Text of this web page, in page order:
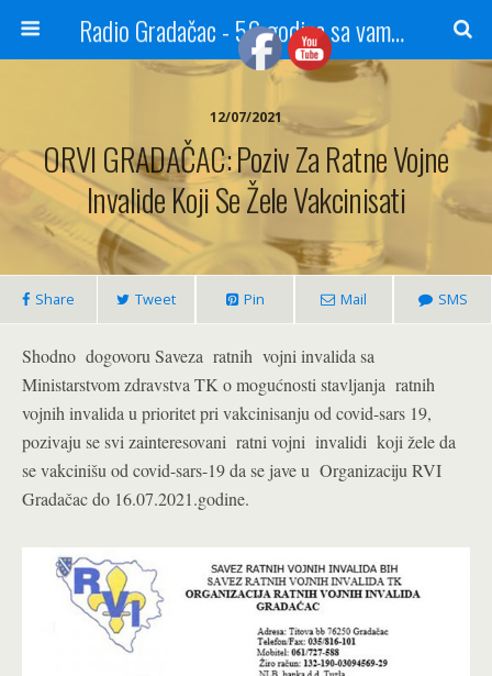
Radio Gradačac - 56 godina sa vama...
12/07/2021
ORVI GRADAČAC: Poziv Za Ratne Vojne
Invalide Koji Se Žele Vakcinisati
Share Tweet Pin Mail SMS
Shodno dogovoru Saveza ratnih vojni invalida sa
Ministarstvom zdravstva TK o mogućnosti stavljanja ratnih
vojnih invalida u prioritet pri vakcinisanju od covid-sars 19,
pozivaju se svi zainteresovani ratni vojni invalidi koji žele da
se vakcinišu od covid-sars-19 da se jave u Organizaciju RVI
Gradačac do 16.07.2021.godine.